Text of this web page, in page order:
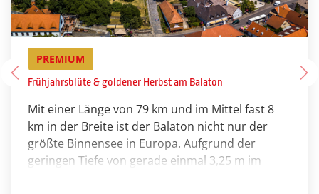
PREMIUM
Frühjahrsblüte & goldener Herbst am Balaton
Mit einer Länge von 79 km und im Mittel fast 8
km in der Breite ist der Balaton nicht nur der
größte Binnensee in Europa. Aufgrund der
geringen Tiefe von gerade einmal 3,25 m im